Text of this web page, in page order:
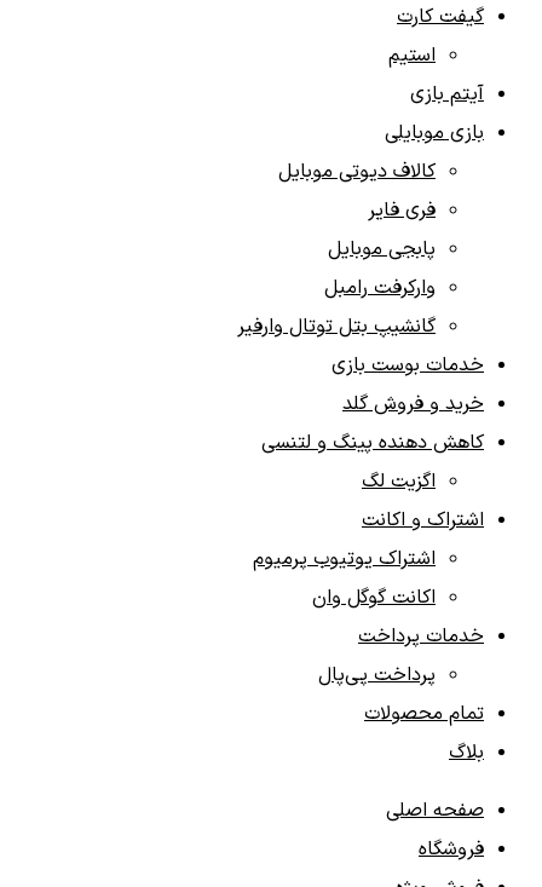
گیفت کارت‌
استیم
آیتم‌ بازی‌
بازی موبایلی
کالاف دیوتی موبایل
فری فایر
پابجی موبایل
وارکرفت رامبل
گانشیپ بتل توتال وارفیر
خدمات بوست بازی‌
خرید و فروش گلد
کاهش دهنده پینگ و لتنسی
اگزیت لگ
اشتراک و اکانت
اشتراک یوتیوب پرمیوم
اکانت گوگل وان
خدمات پرداخت
پرداخت پی‌پال
تمام محصولات
بلاگ
صفحه اصلی
فروشگاه